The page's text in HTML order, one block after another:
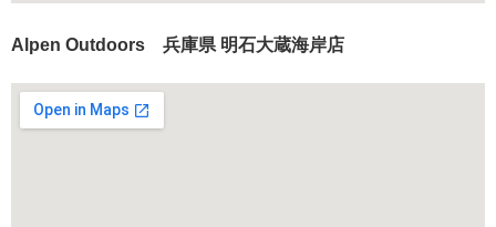
Alpen Outdoors 兵庫県 明石大蔵海岸店